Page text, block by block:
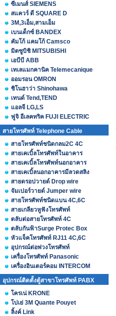
ซีเมนส์ SIEMENS
สแควร์ ดี SQUARE D
3M,3เอ็ม,สามเอ็ม
เบนเด็กซ์ BANDEX
คัมโก้ แคมโก้ Camsco
มิตซูบิชิ MITSUBISHI
เอบีบี ABB
เทเลแมกคานิค Telemecanique
ออมรอน OMRON
ชิโนฮาว่า Shinohawa
เทนด์ Tend,TEND
แอลจี LG,LS
ฟูจิ อีเลคทริค FUJI ELECTRIC
สายโทรศัพท์ Telephone Cable
สายโทรศัพท์ชนิดกลม2C 4C
สายเคเบิ้ลโทรศัพท์ในอาคาร
สายเคเบิ้ลโทรศัพท์นอกอาคาร
สายเคเบิ้ลนอกอาคารมีลวดสลิง
สายดรอปวายด์ Drop wire
จัมเปอร์วายด์ Jumper wire
สายโทรศัพท์ชนิดแบน 4C,6C
สายเกลียวหูฟังโทรศัพท์
ตลับต่อสายโทรศัพท์ 4C
ตลับกันฟ้าSurge Protec Box
หัวแจ็คโทรศัพท์ RJ11 4C,6C
อุปกรณ์ต่อพ่วงโทรศัพท์
เครื่องโทรศัพท์ Panasonic
เครื่องอินเตอร์คอม INTERCOM
อุปกรณ์ติดตั้งตู้สาขาโทรศัพท์ PABX
โครเน่ KRONE
โปเย่ 3M Quante Pouyet
ลิ้งค์ Link